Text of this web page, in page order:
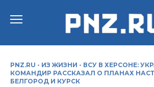
PNZ.RU - ИЗ ЖИЗНИ - ВСУ В ХЕРСОНЕ:
КОМАНДИР РАССКАЗАЛ О ПЛАНАХ
БЕЛГОРОД И КУРСК